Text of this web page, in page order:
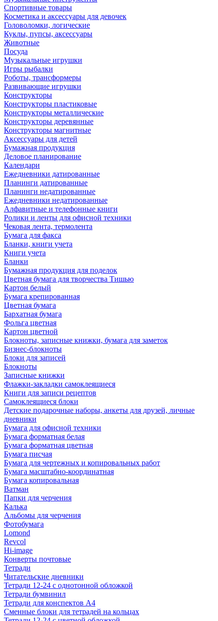
Спортивные товары
Косметика и аксессуары для девочек
Головоломки, логические
Куклы, пупсы, аксессуары
Животные
Посуда
Музыкальные игрушки
Игры рыбалки
Роботы, трансформеры
Развивающие игрушки
Конструкторы
Конструкторы пластиковые
Конструкторы металлические
Конструкторы деревянные
Конструкторы магнитные
Аксессуары для детей
Бумажная продукция
Деловое планирование
Календари
Ежедневники датированные
Планинги датированные
Планинги недатированные
Ежедневники недатированные
Алфавитные и телефонные книги
Ролики и ленты для офисной техники
Чековая лента, термолента
Бумага для факса
Бланки, книги учета
Книги учета
Бланки
Бумажная продукция для поделок
Цветная бумага для творчества Тишью
Картон белый
Бумага крепированная
Цветная бумага
Бархатная бумага
Фольга цветная
Картон цветной
Блокноты, записные книжки, бумага для заметок
Бизнес-блокноты
Блоки для записей
Блокноты
Записные книжки
Флажки-закладки самоклеящиеся
Книги для записи рецептов
Самоклеящиеся блоки
Детские подарочные наборы, анкеты для друзей, личные
дневники
Бумага для офисной техники
Бумага форматная белая
Бумага форматная цветная
Бумага писчая
Бумага для чертежных и копировальных работ
Бумага масштабно-координатная
Бумага копировальная
Ватман
Папки для черчения
Калька
Альбомы для черчения
Фотобумага
Lomond
Revcol
Hi-image
Конверты почтовые
Тетради
Читательские дневники
Тетради 12-24 с однотонной обложкой
Тетради бумвинил
Тетради для конспектов А4
Сменные блоки для тетрадей на кольцах